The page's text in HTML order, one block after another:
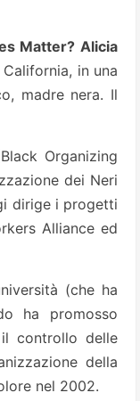
Matter? Alicia
in una
madre nera. Il
Organizing
dei Neri
dirige i progetti
Alliance ed
(che ha
ha promosso
il controllo delle
della
nel 2002.